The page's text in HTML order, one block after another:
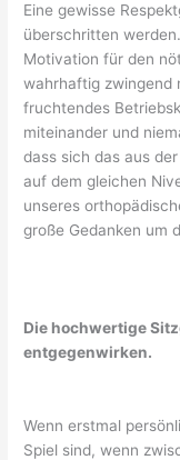
Eine gewisse
überschritten
Motivation für den
wahrhaftig zwingend
fruchtendes
miteinander und
dass sich das aus
auf dem gleichen
unseres
große Gedanken um
Die hochwertige
entgegenwirken.
Wenn erstmal
Spiel sind, wenn